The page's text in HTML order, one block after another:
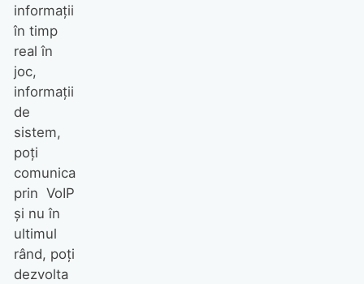
informaţii
în timp
real în
joc,
informaţii
de
sistem,
poţi
comunica
prin VoIP
şi nu în
ultimul
rând, poţi
dezvolta